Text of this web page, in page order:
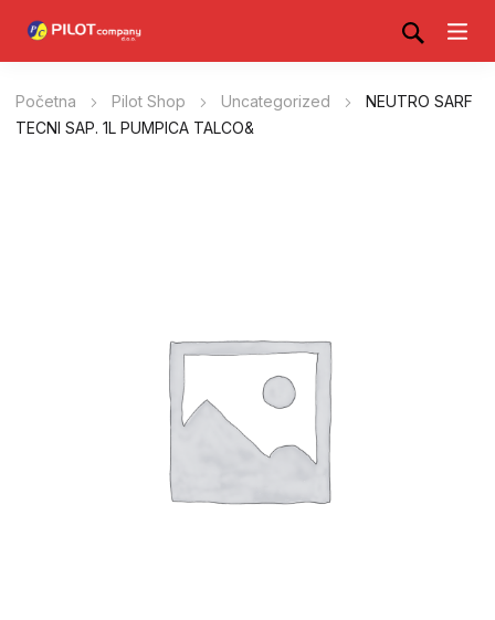
Početna Pilot Shop Uncategorized
NEUTRO SARF
TECNI SAP. 1L PUMPICA TALCO&